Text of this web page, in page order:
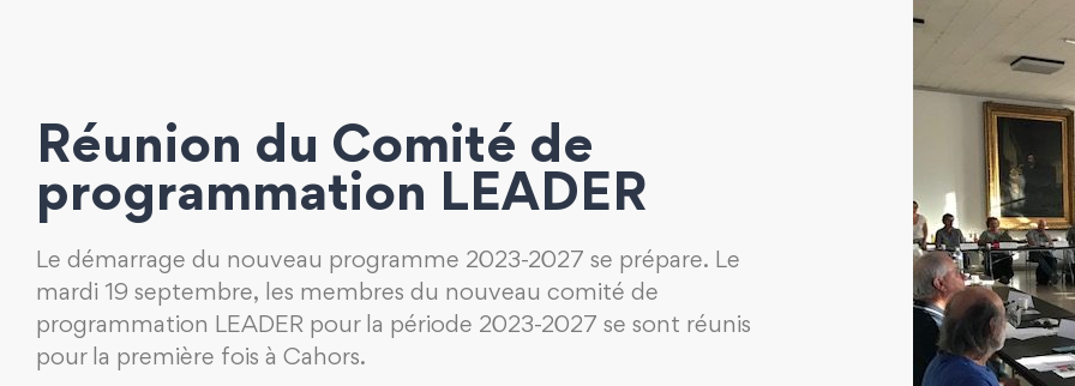
Réunion du Comité de
programmation LEADER
Le démarrage du nouveau programme 2023-2027 se prépare. Le
mardi 19 septembre, les membres du nouveau comité de
programmation LEADER pour la période 2023-2027 se sont réunis
pour la première fois à Cahors.